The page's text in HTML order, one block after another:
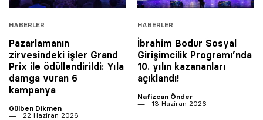
HABERLER
Pazarlamanın
zirvesindeki işler Grand
Prix ile ödüllendirildi: Yıla
damga vuran 6
kampanya
Gülben Dikmen
22 Haziran 2026
HABERLER
İbrahim Bodur Sosyal
Girişimcilik Programı’nda
10. yılın kazananları
açıklandı!
Nafizcan Önder
13 Haziran 2026